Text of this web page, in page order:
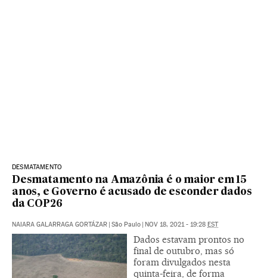
DESMATAMENTO
Desmatamento na Amazônia é o maior em 15
anos, e Governo é acusado de esconder dados
da COP26
NAIARA GALARRAGA GORTÁZAR | São Paulo | NOV 18, 2021 - 19:28 EST
Dados estavam prontos no
final de outubro, mas só
foram divulgados nesta
quinta-feira, de forma